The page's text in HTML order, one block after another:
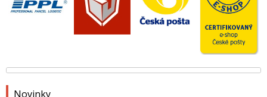
Novinky